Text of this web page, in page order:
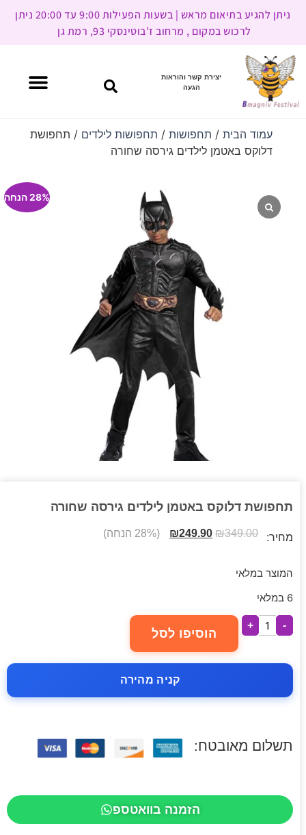
ניתן להגיע בתיאום מראש | בשעות הפעילות 9:00 עד 20:00 ניתן
לרכוש במקום , מרחוב ז’בוטינסקי 93, רמת גן
יצירת קשר והוראות
הגעה
עמוד הבית/ תחפושות/ תחפושות לילדים / תחפושת
דלוקס באטמן לילדים גירסה שחורה
28% הנחה
תחפושת דלוקס באטמן לילדים גירסה שחורה
מחיר: ₪349.00
₪249.90 (28% הנחה)
המוצר במלאי
6 במלאי
-
+
הוסיפו לסל
קניה מהירה
תשלום מאובטח:
הזמנה בוואטספ